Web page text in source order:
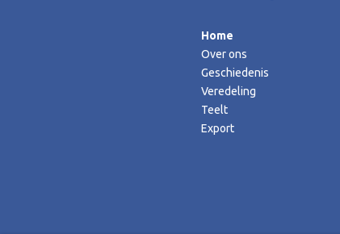
Home
Over ons
Geschiedenis
Veredeling
Teelt
Export